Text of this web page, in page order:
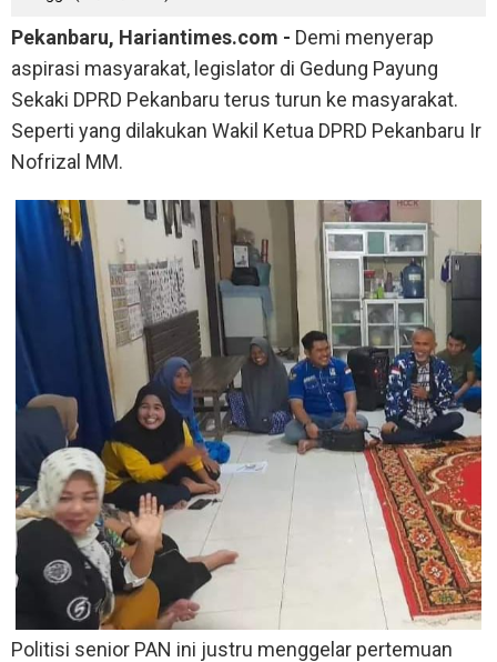
Pekanbaru, Hariantimes.com - Demi menyerap
aspirasi masyarakat, legislator di Gedung Payung
Sekaki DPRD Pekanbaru terus turun ke masyarakat.
Seperti yang dilakukan Wakil Ketua DPRD Pekanbaru Ir
Nofrizal MM.
Politisi senior PAN ini justru menggelar pertemuan